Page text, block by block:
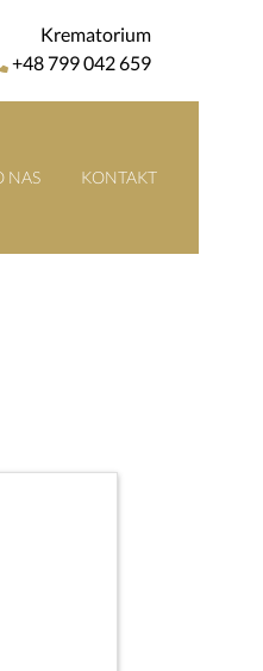
Krematorium
+48 799 042 659
NAS KONTAKT